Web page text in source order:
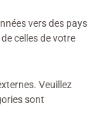
vers des pays
celles de votre
Veuillez
sont